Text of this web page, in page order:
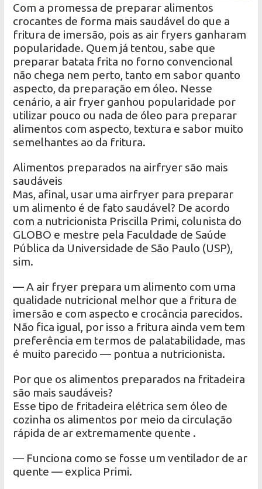
Com a promessa de preparar alimentos
crocantes de forma mais saudável do que a
fritura de imersão, pois as air fryers ganharam
popularidade. Quem já tentou, sabe que
preparar batata frita no forno convencional
não chega nem perto, tanto em sabor quanto
aspecto, da preparação em óleo. Nesse
cenário, a air fryer ganhou popularidade por
utilizar pouco ou nada de óleo para preparar
alimentos com aspecto, textura e sabor muito
semelhantes ao da fritura.
Alimentos preparados na airfryer são mais
saudáveis
Mas, afinal, usar uma airfryer para preparar
um alimento é de fato saudável? De acordo
com a nutricionista Priscilla Primi, colunista do
GLOBO e mestre pela Faculdade de Saúde
Pública da Universidade de São Paulo (USP),
sim.
— A air fryer prepara um alimento com uma
qualidade nutricional melhor que a fritura de
imersão e com aspecto e crocância parecidos.
Não fica igual, por isso a fritura ainda vem tem
preferência em termos de palatabilidade, mas
é muito parecido — pontua a nutricionista.
Por que os alimentos preparados na fritadeira
são mais saudáveis?
Esse tipo de fritadeira elétrica sem óleo de
cozinha os alimentos por meio da circulação
rápida de ar extremamente quente .
— Funciona como se fosse um ventilador de ar
quente — explica Primi.